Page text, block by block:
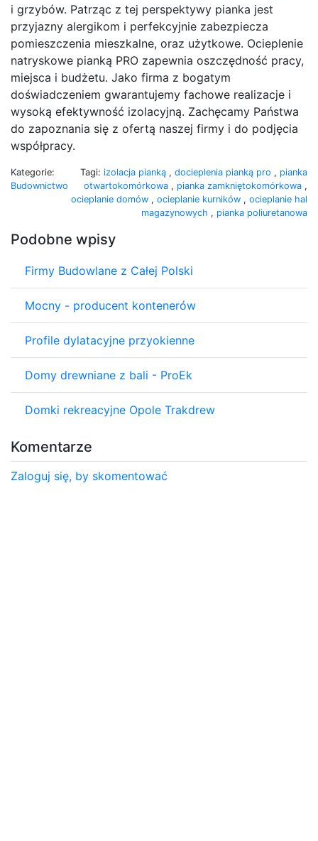
i grzybów. Patrząc z tej perspektywy pianka jest
przyjazny alergikom i perfekcyjnie zabezpiecza
pomieszczenia mieszkalne, oraz użytkowe. Ocieplenie
natryskowe pianką PRO zapewnia oszczędność pracy,
miejsca i budżetu. Jako firma z bogatym
doświadczeniem gwarantujemy fachowe realizacje i
wysoką efektywność izolacyjną. Zachęcamy Państwa
do zapoznania się z ofertą naszej firmy i do podjęcia
współpracy.
Kategorie:
Budownictwo
Tagi: izolacja pianką , docieplenia pianką pro , pianka
otwartokomórkowa , pianka zamkniętokomórkowa ,
ocieplanie domów , ocieplanie kurników , ocieplanie hal
magazynowych , pianka poliuretanowa
Podobne wpisy
Firmy Budowlane z Całej Polski
Mocny - producent kontenerów
Profile dylatacyjne przyokienne
Domy drewniane z bali - ProEk
Domki rekreacyjne Opole Trakdrew
Komentarze
Zaloguj się, by skomentować